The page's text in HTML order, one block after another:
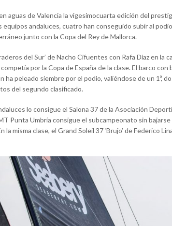
aguas de Valencia la vigesimocuarta edición del
equipos andaluces, cuatro han conseguido subir al
junto con la Copa del Rey de Mallorca.
del Sur’ de Nacho Cifuentes con Rafa Díaz en la
por la Copa de España de la clase. El barco
ha peleado siembre por el podio, valiéndose de un 1º,
del segundo clasificado.
lo consigue el Salona 37 de la Asociación
Punta Umbría consigue el subcampeonato sin
misma clase, el Grand Soleil 37 ‘Brujo’ de Federico